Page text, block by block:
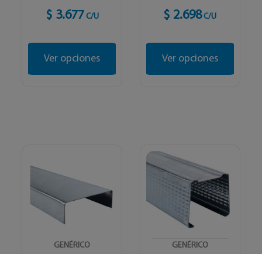
$ 3.677 C/U
Ver opciones
$ 2.698 C/U
Ver opciones
GENÉRICO GENÉRICO